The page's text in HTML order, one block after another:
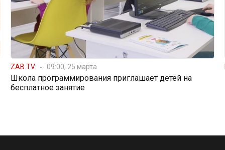
ZAB.TV 09:00, 25 марта
Школа программирования приглашает детей на
бесплатное занятие